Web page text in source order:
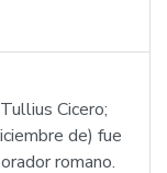
Cicero;
de) fue
romano.